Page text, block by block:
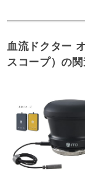
血流ドクター
スコープ）の